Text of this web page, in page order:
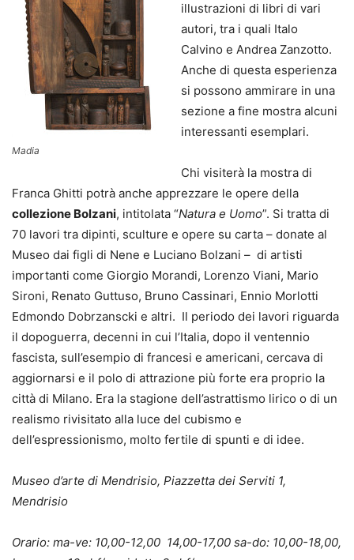
Madia
illustrazioni di libri di vari
autori, tra i quali Italo
Calvino e Andrea Zanzotto.
Anche di questa esperienza
si possono ammirare in una
sezione a fine mostra alcuni
interessanti esemplari.
Chi visiterà la mostra di
Franca Ghitti potrà anche apprezzare le opere della
collezione Bolzani, intitolata “Natura e Uomo”. Si tratta di
70 lavori tra dipinti, sculture e opere su carta – donate al
Museo dai figli di Nene e Luciano Bolzani – di artisti
importanti come Giorgio Morandi, Lorenzo Viani, Mario
Sironi, Renato Guttuso, Bruno Cassinari, Ennio Morlotti
Edmondo Dobrzanscki e altri. Il periodo dei lavori riguarda
il dopoguerra, decenni in cui l’Italia, dopo il ventennio
fascista, sull’esempio di francesi e americani, cercava di
aggiornarsi e il polo di attrazione più forte era proprio la
città di Milano. Era la stagione dell’astrattismo lirico o di un
realismo rivisitato alla luce del cubismo e
dell’espressionismo, molto fertile di spunti e di idee.
Museo d’arte di Mendrisio, Piazzetta dei Serviti 1,
Mendrisio
Orario: ma-ve: 10,00-12,00 14,00-17,00 sa-do: 10,00-18,00,